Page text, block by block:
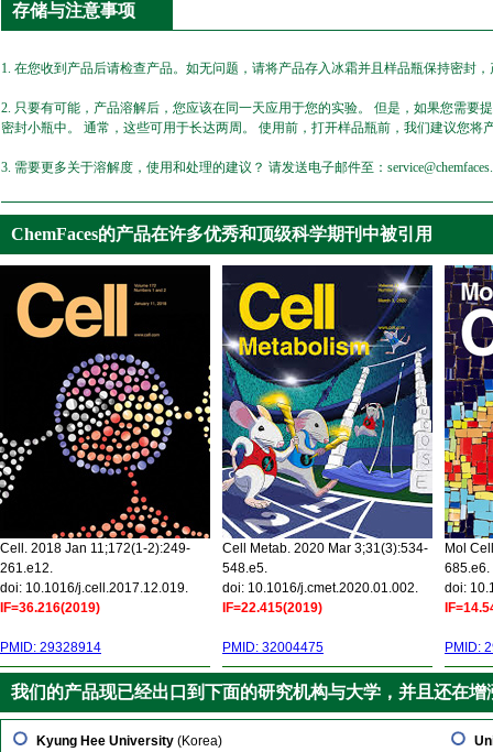
存储与注意事项
1. 在您收到产品后请检查产品。如无问题，请将产品存入冰霜并且样品瓶保持密封
2. 只要有可能，产品溶解后，您应该在同一天应用于您的实验。 但是，如果您需
密封小瓶中。 通常，这些可用于长达两周。 使用前，打开样品瓶前，我们建议您将
3. 需要更多关于溶解度，使用和处理的建议？ 请发送电子邮件至：
ChemFaces的产品在许多优秀和顶级科学期刊中被引用
Cell. 2018 Jan 11;172(1-2):249-
261.e12.
doi: 10.1016/j.cell.2017.12.019.
IF=36.216(2019)
PMID: 29328914
Cell Metab. 2020 Mar 3;31(3):534-
548.e5.
doi: 10.1016/j.cmet.2020.01.002.
IF=22.415(2019)
PMID: 32004475
Mol
685.e6.
doi:
PMID:
我们的产品现已经出口到下面的研究机构与大学，并且还在增
Kyung Hee University (Korea)